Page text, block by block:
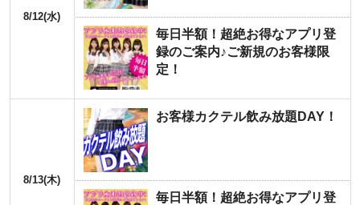
8/12(水)
毎日半額！超絶お得なアプリ登
録のご案内♪ご新規のお客様限
定！
8/13(木)
お客様カクテル飲み放題DAY！
毎日半額！超絶お得なアプリ登